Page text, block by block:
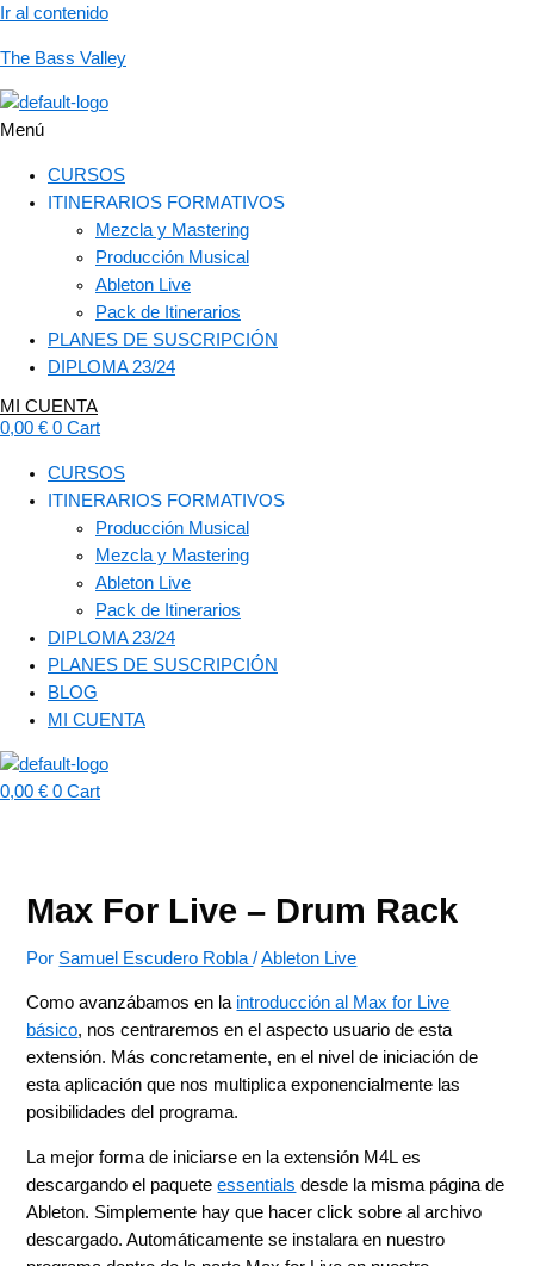
Ir al contenido
The Bass Valley
Menú
CURSOS
ITINERARIOS FORMATIVOS
Mezcla y Mastering
Producción Musical
Ableton Live
Pack de Itinerarios
PLANES DE SUSCRIPCIÓN
DIPLOMA 23/24
MI CUENTA
0,00 € 0 Cart
CURSOS
ITINERARIOS FORMATIVOS
Producción Musical
Mezcla y Mastering
Ableton Live
Pack de Itinerarios
DIPLOMA 23/24
PLANES DE SUSCRIPCIÓN
BLOG
MI CUENTA
0,00 € 0 Cart
Max For Live – Drum Rack
Por Samuel Escudero Robla/Ableton Live
Como avanzábamos en la introducción al Max for Live
básico, nos centraremos en el aspecto usuario de esta
extensión. Más concretamente, en el nivel de iniciación de
esta aplicación que nos multiplica exponencialmente las
posibilidades del programa.
La mejor forma de iniciarse en la extensión M4L es
descargando el paqueteessentials desde la misma página de
Ableton. Simplemente hay que hacer click sobre al archivo
descargado. Automáticamente se instalara en nuestro